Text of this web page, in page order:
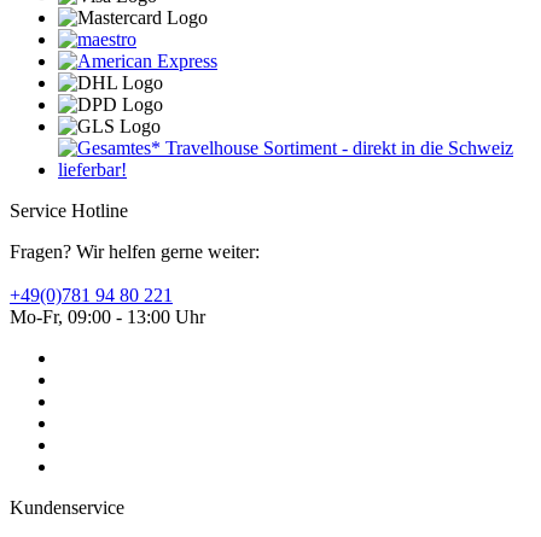
Service Hotline
Fragen? Wir helfen gerne weiter:
+49(0)781 94 80 221
Mo-Fr, 09:00 - 13:00 Uhr
Kundenservice